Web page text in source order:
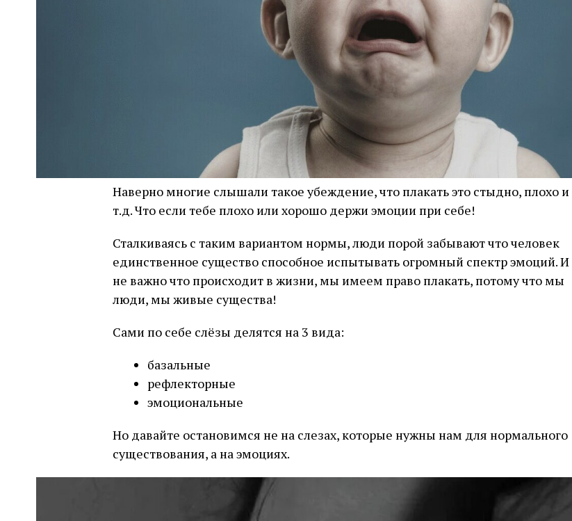
Наверно многие слышали такое убеждение, что плакать это стыдно, плохо и
т.д. Что если тебе плохо или хорошо держи эмоции при себе!
Сталкиваясь с таким вариантом нормы, люди порой забывают что человек
единственное существо способное испытывать огромный спектр эмоций. И
не важно что происходит в жизни, мы имеем право плакать, потому что мы
люди, мы живые существа!
Сами по себе слёзы делятся на 3 вида:
базальные
рефлекторные
эмоциональные
Но давайте остановимся не на слезах, которые нужны нам для нормального
существования, а на эмоциях.